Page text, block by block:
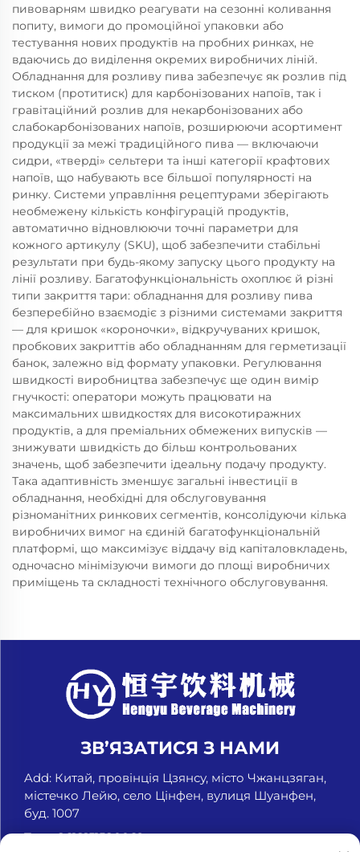
пивоварням швидко реагувати на сезонні коливання
попиту, вимоги до промоційної упаковки або
тестування нових продуктів на пробних ринках, не
вдаючись до виділення окремих виробничих ліній.
Обладнання для розливу пива забезпечує як розлив під
тиском (протитиск) для карбонізованих напоїв, так і
гравітаційний розлив для некарбонізованих або
слабокарбонізованих напоїв, розширюючи асортимент
продукції за межі традиційного пива — включаючи
сидри, «тверді» сельтери та інші категорії крафтових
напоїв, що набувають все більшої популярності на
ринку. Системи управління рецептурами зберігають
необмежену кількість конфігурацій продуктів,
автоматично відновлюючи точні параметри для
кожного артикулу (SKU), щоб забезпечити стабільні
результати при будь-якому запуску цього продукту на
лінії розливу. Багатофункціональність охоплює й різні
типи закриття тари: обладнання для розливу пива
безперебійно взаємодіє з різними системами закриття
— для кришок «короночки», відкручуваних кришок,
пробкових закриттів або обладнанням для герметизації
банок, залежно від формату упаковки. Регулювання
швидкості виробництва забезпечує ще один вимір
гнучкості: оператори можуть працювати на
максимальних швидкостях для високотиражних
продуктів, а для преміальних обмежених випусків —
знижувати швидкість до більш контрольованих
значень, щоб забезпечити ідеальну подачу продукту.
Така адаптивність зменшує загальні інвестиції в
обладнання, необхідні для обслуговування
різноманітних ринкових сегментів, консолідуючи кілька
виробничих вимог на єдиній багатофункціональній
платформі, що максимізує віддачу від капіталовкладень,
одночасно мінімізуючи вимоги до площі виробничих
приміщень та складності технічного обслуговування.
ЗВ’ЯЗАТИСЯ З НАМИ
Add: Китай, провінція Цзянсу, місто Чжанцзяган,
містечко Лейю, село Цінфен, вулиця Шуанфен,
буд. 1007
Тел.:+8618151580069